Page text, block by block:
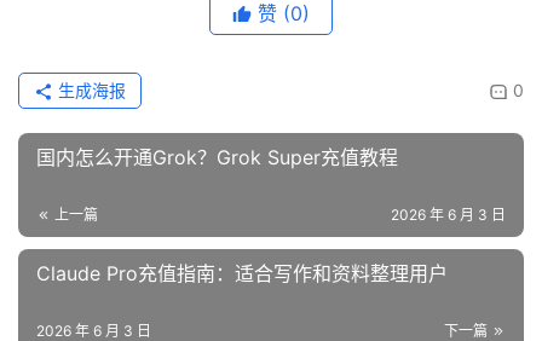
赞 (0)
0
生成海报
国内怎么开通Grok？Grok Super充值教程
上一篇 2026 年 6 月 3 日
Claude Pro充值指南：适合写作和资料整理用户
下一篇
2026 年 6 月 3 日